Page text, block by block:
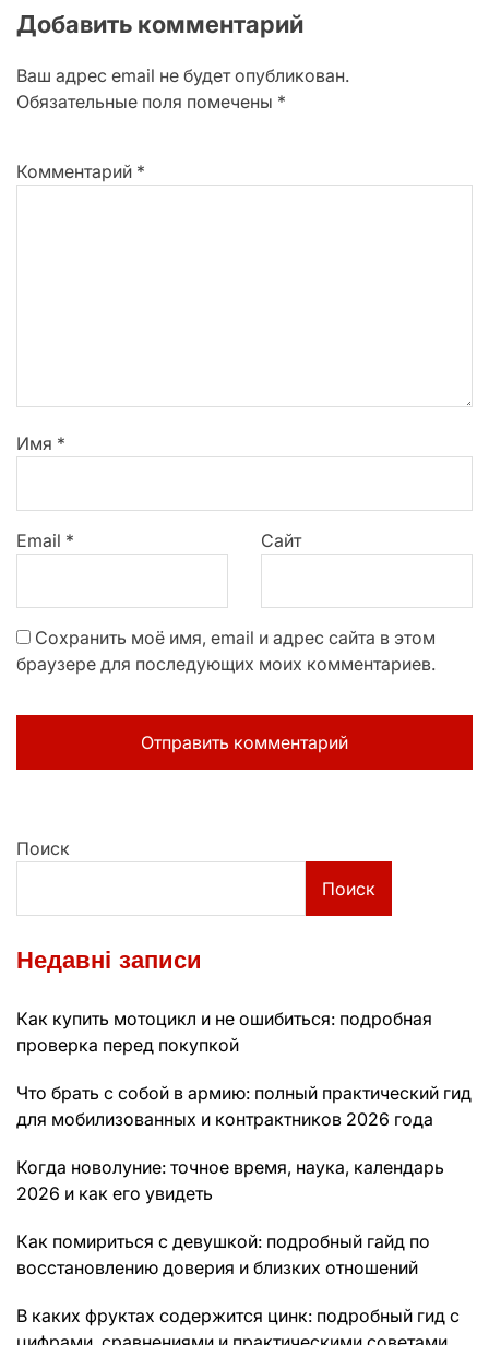
Добавить комментарий
Ваш адрес email не будет опубликован.
Обязательные поля помечены *
Комментарий *
Имя *
Email * Сайт
Сохранить моё имя, email и адрес сайта в этом
браузере для последующих моих комментариев.
Поиск
Поиск
Недавні записи
Как купить мотоцикл и не ошибиться: подробная
проверка перед покупкой
Что брать с собой в армию: полный практический гид
для мобилизованных и контрактников 2026 года
Когда новолуние: точное время, наука, календарь
2026 и как его увидеть
Как помириться с девушкой: подробный гайд по
восстановлению доверия и близких отношений
В каких фруктах содержится цинк: подробный гид с